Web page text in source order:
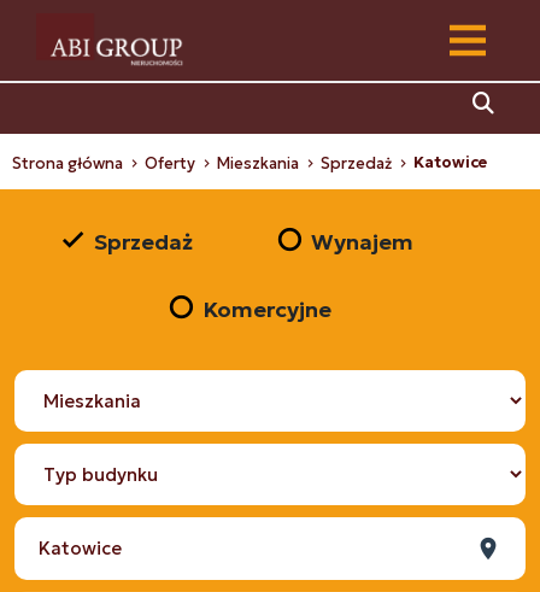
Strona główna Oferty Mieszkania Sprzedaż Katowice
Sprzedaż Wynajem
Komercyjne